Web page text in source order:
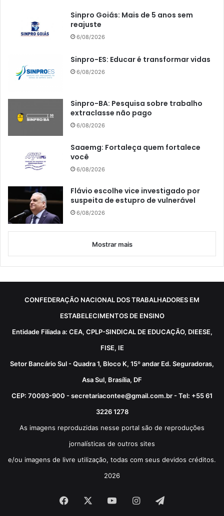
Sinpro Goiás: Mais de 5 anos sem
reajuste
6/08/2026
Sinpro-ES: Educar é transformar vidas
6/08/2026
Sinpro-BA: Pesquisa sobre trabalho
extraclasse não pago
6/08/2026
Saaemg: Fortaleça quem fortalece
você
6/08/2026
Flávio escolhe vice investigado por
suspeita de estupro de vulnerável
6/08/2026
Mostrar mais
CONFEDERAÇÃO NACIONAL DOS TRABALHADORES EM
ESTABELECIMENTOS DE ENSINO
Entidade Filiada a: CEA, CPLP-SINDICAL DE EDUCAÇÃO, DIEESE,
FISE, IE
Setor Bancário Sul - Quadra 1, Bloco K, 15º andar Ed. Seguradoras,
Asa Sul, Brasília, DF
CEP: 70093-900 - secretariacontee@gmail.com.br - Tel: +55 61
3226 1278
As imagens reproduzidas nesse portal são de reproduções
jornalísticas de outros sites
e/ou imagens de livre utilização, todas com seus devidos créditos.
2026
Facebook YouTubeInstagram